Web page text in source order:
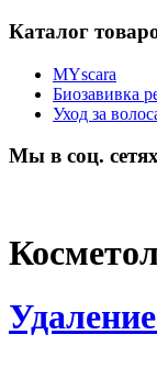
Каталог
MYscara
Биозавивка
Уход за
Мы в соц.